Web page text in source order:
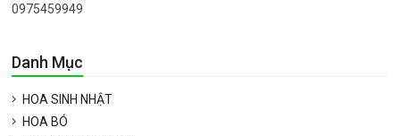
0975459949
Danh Mục
HOA SINH NHẬT
HOA BÓ